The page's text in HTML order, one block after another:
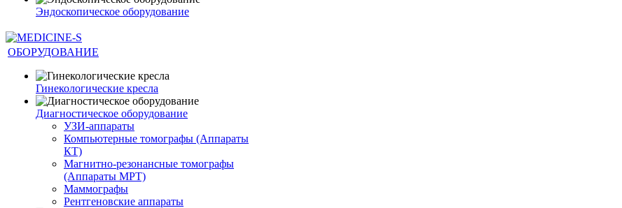
Эндоскопическое оборудование
ОБОРУДОВАНИЕ
Гинекологические кресла
Диагностическое оборудование
УЗИ-аппараты
Компьютерные томографы (Аппараты
КТ)
Магнитно-резонансные томографы
(Аппараты МРТ)
Маммографы
Рентгеновские аппараты